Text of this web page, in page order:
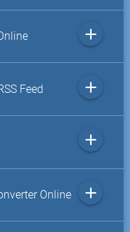
add
Feed add
add
Online add